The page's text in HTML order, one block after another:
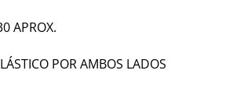
APROX.
POR AMBOS LADOS